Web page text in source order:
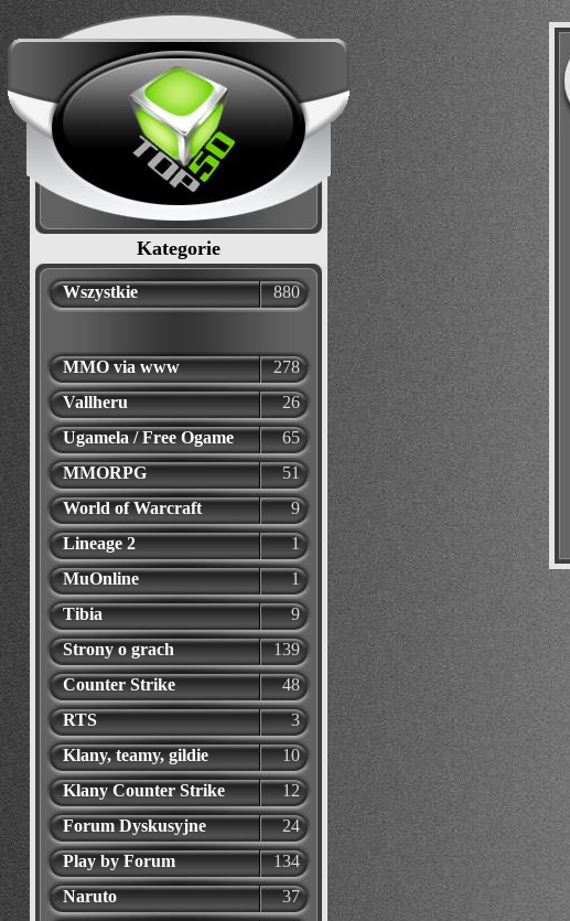
Kategorie
Wszystkie 880
MMO via www
278
Vallheru
26
Ugamela / Free Ogame
65
MMORPG
51
World of Warcraft
9
Lineage 2
1
MuOnline
1
Tibia
9
Strony o grach
139
Counter Strike
48
RTS
3
Klany, teamy, gildie
10
Klany Counter Strike
12
Forum Dyskusyjne
24
Play by Forum
134
Naruto
37